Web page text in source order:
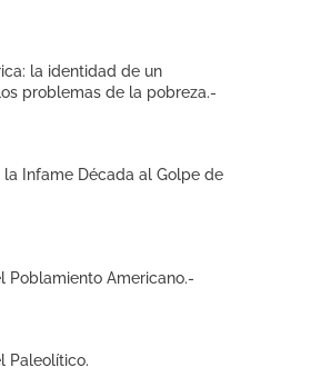
la identidad de un
problemas de la pobreza.-
la Infame Década al Golpe de
Poblamiento Americano.-
Paleolítico.